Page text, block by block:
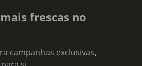
frescas no
campanhas exclusivas,